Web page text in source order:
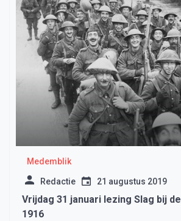
Medemblik
Redactie 21 augustus 2019
Vrijdag 31 januari lezing Slag bij
1916